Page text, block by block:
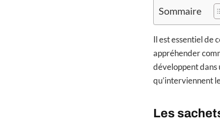
Sommaire
Il est essentiel
appréhender
développent dans
qu’interviennent
Les